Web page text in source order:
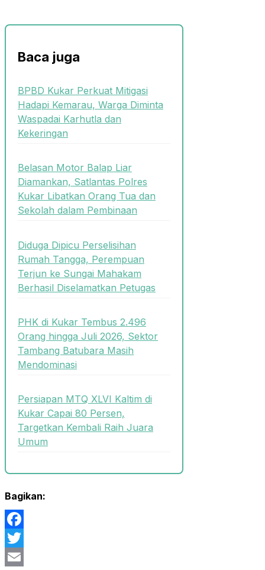
Baca juga
BPBD Kukar Perkuat Mitigasi
Hadapi Kemarau, Warga Diminta
Waspadai Karhutla dan
Kekeringan
Belasan Motor Balap Liar
Diamankan, Satlantas Polres
Kukar Libatkan Orang Tua dan
Sekolah dalam Pembinaan
Diduga Dipicu Perselisihan
Rumah Tangga, Perempuan
Terjun ke Sungai Mahakam
Berhasil Diselamatkan Petugas
PHK di Kukar Tembus 2.496
Orang hingga Juli 2026, Sektor
Tambang Batubara Masih
Mendominasi
Persiapan MTQ XLVI Kaltim di
Kukar Capai 80 Persen,
Targetkan Kembali Raih Juara
Umum
Bagikan:
Facebook
Twitter